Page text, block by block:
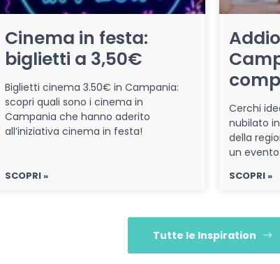
Cinema in festa:
biglietti a 3,50€
Biglietti cinema 3.50€ in Campania:
scopri quali sono i cinema in
Campania che hanno aderito
all’iniziativa cinema in festa!
SCOPRI »
Cerchi
nubilato
della
un
SCOPRI »
Tutte le Inspiration